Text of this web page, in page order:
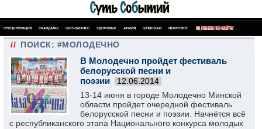
СПЕЦОПЕРАЦИЯ СКАНДАЛЫ ШОУ-БИЗНЕС ЗДОРОВЬЕ АРМИЯ ШПИОНАЖ НЕКРОЛОГ ПОИСК ПО САЙТУ
// ПОИСК: #МОЛОДЕЧНО
В Молодечно пройдет фестиваль
белорусской песни и
поэзии
12.06.2014
13-14 июня в городе Молодечно Минской
области пройдет очередной фестиваль
белорусской песни и поэзии. Начнётся всё
с республиканского этапа Национального конкурса молодых